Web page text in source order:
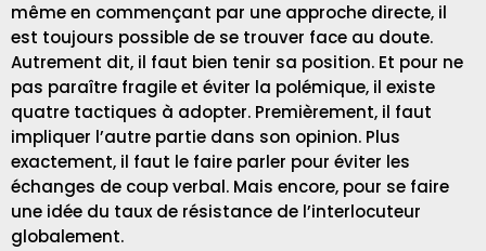
même en commençant par une approche directe, il
est toujours possible de se trouver face au doute.
Autrement dit, il faut bien tenir sa position. Et pour ne
pas paraître fragile et éviter la polémique, il existe
quatre tactiques à adopter. Premièrement, il faut
impliquer l’autre partie dans son opinion. Plus
exactement, il faut le faire parler pour éviter les
échanges de coup verbal. Mais encore, pour se faire
une idée du taux de résistance de l’interlocuteur
globalement.